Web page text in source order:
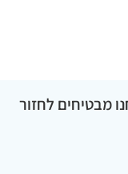
מבטיחים לחזור